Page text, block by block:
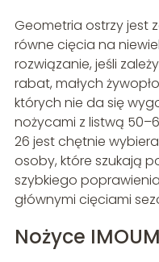
Geometria ostrzy jest
równe cięcia na
rozwiązanie, jeśli
rabat, małych
których nie da się
nożycami z listwą
26 jest chętnie
osoby, które szukają
szybkiego
głównymi cięciami
Nożyce